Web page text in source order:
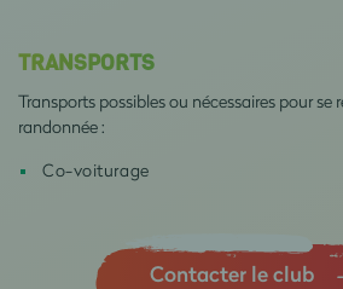
TRANSPORTS
Transports possibles ou nécessaires pour se
randonnée :
Co-voiturage
Contacter le club